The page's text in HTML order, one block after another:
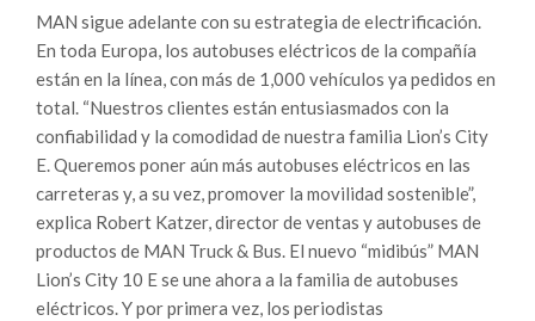
MAN sigue adelante con su estrategia de electrificación.
En toda Europa, los autobuses eléctricos de la compañía
están en la línea, con más de 1,000 vehículos ya pedidos en
total. “Nuestros clientes están entusiasmados con la
confiabilidad y la comodidad de nuestra familia Lion’s City
E. Queremos poner aún más autobuses eléctricos en las
carreteras y, a su vez, promover la movilidad sostenible”,
explica Robert Katzer, director de ventas y autobuses de
productos de MAN Truck & Bus. El nuevo “midibús” MAN
Lion’s City 10 E se une ahora a la familia de autobuses
eléctricos. Y por primera vez, los periodistas